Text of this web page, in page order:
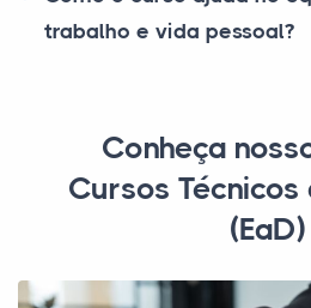
trabalho e vida pessoal?
Conheça
Cursos
(EaD)